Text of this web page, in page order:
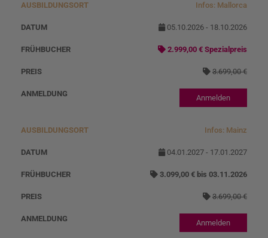
Infos: Mallorca
05.10.2026 - 18.10.2026
2.999,00 € Spezialpreis
3.699,00 €
Anmelden
Infos: Mainz
04.01.2027 - 17.01.2027
3.099,00 € bis 03.11.2026
3.699,00 €
Anmelden